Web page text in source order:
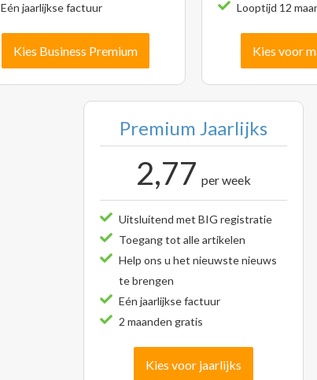
Eén jaarlijkse factuur
Kies Business Premium
Looptijd 12
Kies voor
Premium Jaarlijks
2,77 per week
Uitsluitend met BIG registratie
Toegang tot alle artikelen
Help ons u het nieuwste nieuws
te brengen
Eén jaarlijkse factuur
2 maanden gratis
Kies voor jaarlijks